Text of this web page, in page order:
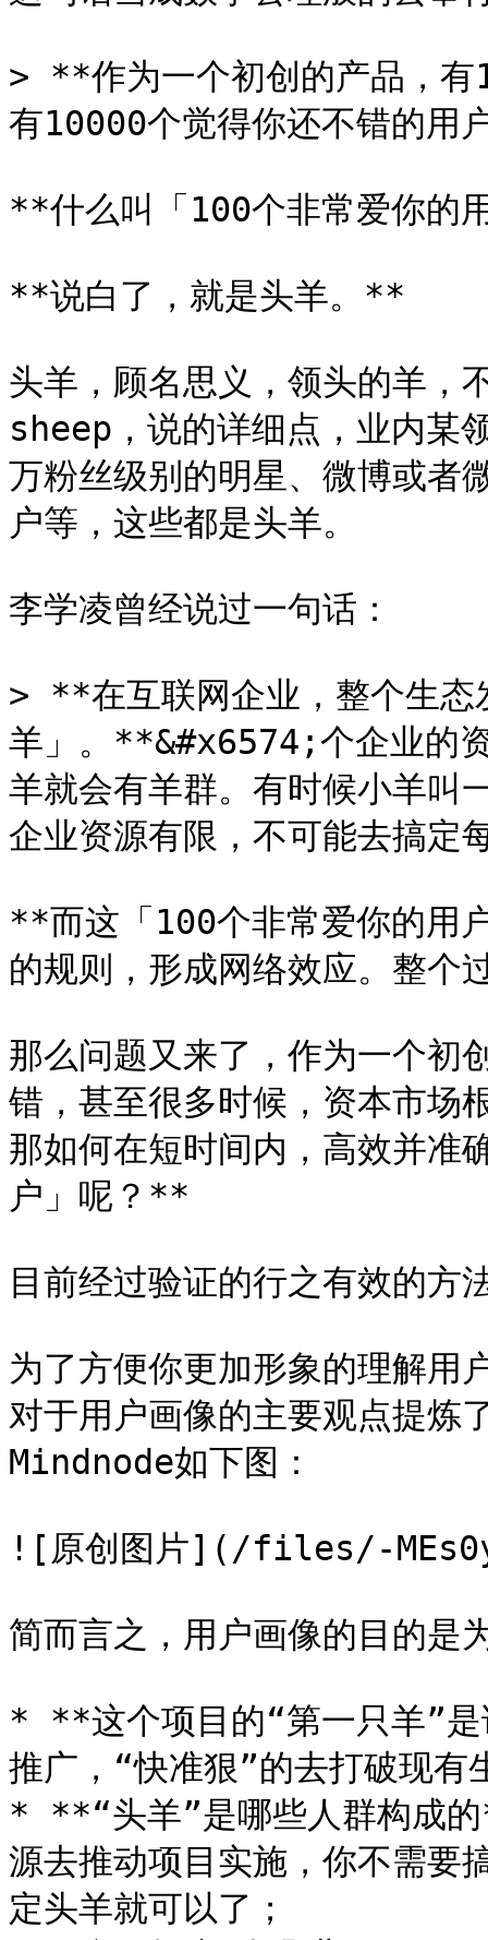
> **作为一个初创的产品，有
有10000个觉得你还不错的用
**什么叫「100个非常爱你的
**说白了，就是头羊。**
头羊，顾名思义，领头的羊
sheep，说的详细点，业内某
万粉丝级别的明星、微博或者
户等，这些都是头羊。
李学凌曾经说过一句话：
> **在互联网企业，整个生态
羊」。**&#x6574;个企业的
羊就会有羊群。有时候小羊叫
企业资源有限，不可能去搞定
**而这「100个非常爱你的用
的规则，形成网络效应。整个
那么问题又来了，作为一个初
错，甚至很多时候，资本市场
那如何在短时间内，高效并准
户」呢？**
目前经过验证的行之有效的
为了方便你更加形象的理解用
对于用户画像的主要观点提炼
Mindnode如下图：
![原创图片](/files/-
简而言之，用户画像的目的是
* **这个项目的“第一只羊”
推广，“快准狠”的去打破现有
* **“头羊”是哪些人群构成
源去推动项目实施，你不需要
定头羊就可以了；